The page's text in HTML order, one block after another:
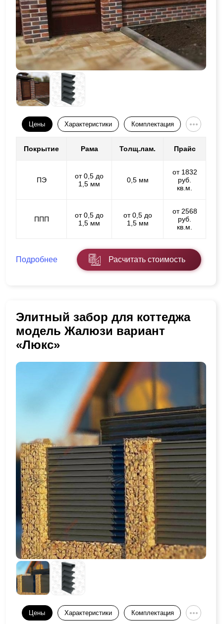
Цены Характеристики Комплектация
Покрытие Рама Толщ.лам. Прайс
ПЭ
от 0,5 до
1,5 мм
0,5 мм
от 1832
руб.
кв.м.
ППП
от 0,5 до
1,5 мм
от 0,5 до
1,5 мм
от 2568
руб.
кв.м.
Подробнее Расчитать стоимость
Элитный забор для коттеджа
модель Жалюзи вариант
«Люкс»
Цены Характеристики Комплектация